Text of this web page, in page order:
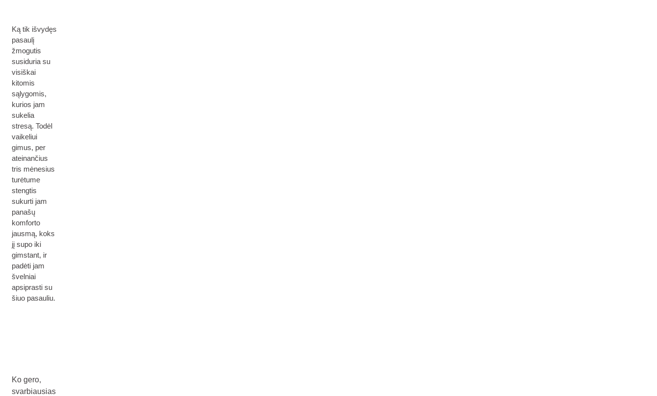
Ką tik išvydęs
pasaulį
žmogutis
susiduria su
visiškai
kitomis
sąlygomis,
kurios jam
sukelia
stresą. Todėl
vaikeliui
gimus, per
ateinančius
tris mėnesius
turėtume
stengtis
sukurti jam
panašų
komforto
jausmą, koks
jį supo iki
gimstant, ir
padėti jam
švelniai
apsiprasti su
šiuo pasauliu.
Ko gero,
svarbiausias